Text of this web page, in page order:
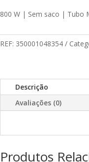
800 W | Sem saco | Tubo
REF: 350001048354
Descrição
Avaliações (0)
Produtos